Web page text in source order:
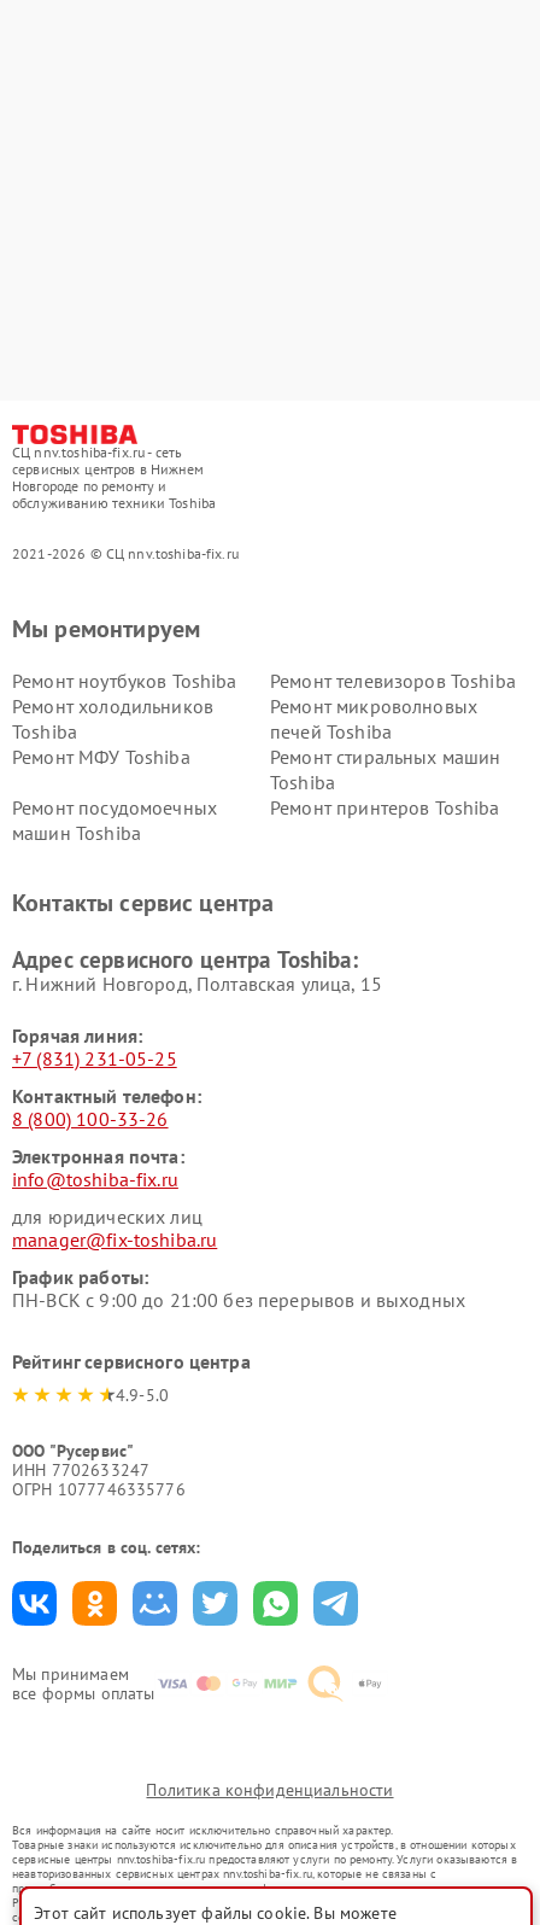
СЦ nnv.toshiba-fix.ru - сеть
сервисных центров в Нижнем
Новгороде по ремонту и
обслуживанию техники Toshiba
2021-2026 © СЦ nnv.toshiba-fix.ru
Мы принимаем
все формы оплаты
Мы ремонтируем
Ремонт ноутбуков Toshiba
Ремонт телевизоров Toshiba
Ремонт холодильников
Toshiba
Ремонт микроволновых
печей Toshiba
Ремонт МФУ Toshiba
Ремонт стиральных машин
Toshiba
Ремонт посудомоечных
машин Toshiba
Ремонт принтеров Toshiba
Контакты сервис центра
Адрес сервисного центра Toshiba:
г. Нижний Новгород, Полтавская улица, 15
Горячая линия:
+7 (831) 231-05-25
Контактный телефон:
8 (800) 100-33-26
Электронная почта:
info@toshiba-fix.ru
для юридических лиц
manager@fix-toshiba.ru
График работы:
ПН-ВСК с 9:00 до 21:00 без перерывов и выходных
Рейтинг сервисного центра
4.9-5.0
ООО "Русервис"
ИНН 7702633247
ОГРН 1077746335776
Поделиться в соц. сетях:
Политика конфиденциальности
Вся информация на сайте носит исключительно справочный характер.
Товарные знаки используются исключительно для описания устройств, в отношении которых
сервисные центры nnv.toshiba-fix.ru предоставляют услуги по ремонту. Услуги оказываются в
неавторизованных сервисных центрах nnv.toshiba-fix.ru, которые не связаны с
правообладателями товарных знаков или их официальными представителями.
Ремонт осуществляется для устройств, уже введенных в гражданский оборот в соответствии
со статьей 1487 ГК РФ.
Этот сайт использует файлы cookie. Вы можете